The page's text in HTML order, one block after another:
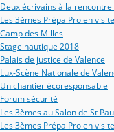
Deux écrivains à la
Les 3èmes Prépa Pro en
Camp des Milles
Stage nautique 2018
Palais de justice de Valence
Lux-Scène Nationale de
Un chantier écoresponsable
Forum sécurité
Les 3èmes au Salon de St
Les 3èmes Prépa Pro en